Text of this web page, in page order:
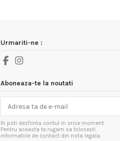
Urmariti-ne :
Aboneaza-te la noutati
Iti poti desfiinta contul in orice moment.
Pentru aceasta te rugam sa folosesti
informatiile de contact din nota legala.